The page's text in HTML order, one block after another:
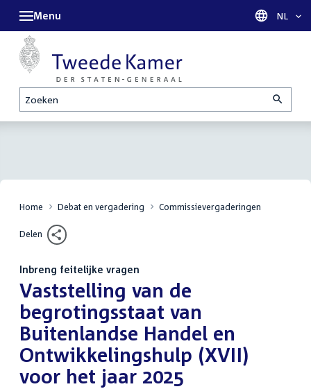
Zoeken
Menu Taal
NL
Home Debat en vergadering Commissievergaderingen
Delen
Inbreng feitelijke vragen
:Vaststelling van de
begrotingsstaat van
Buitenlandse Handel en
Ontwikkelingshulp (XVII)
voor het jaar 2025